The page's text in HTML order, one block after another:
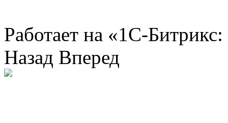
Работает на «1С-
Назад Вперед